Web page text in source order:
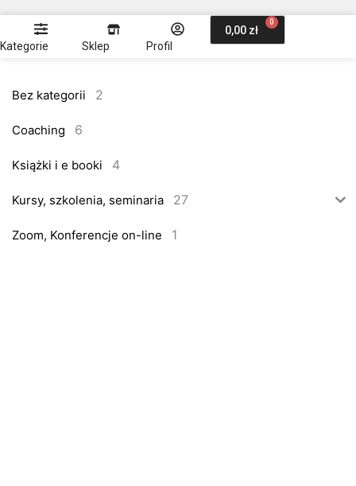
Kategorie Sklep Profil
0,00 zł
0
Bez kategorii 2
Coaching 6
Książki i e booki 4
Kursy, szkolenia, seminaria 27
Zoom, Konferencje on-line 1